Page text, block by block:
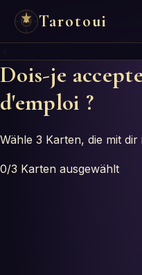
Tarotoui
Tarot
Chat
Réponses du Tarot
Oracles
Dois-je
d'emploi ?
Wähle 3 Karten, die mit
0/3 Karten ausgewählt